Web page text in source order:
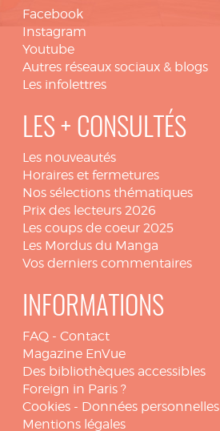
Facebook
Instagram
Youtube
Autres réseaux sociaux & blogs
Les infolettres
LES + CONSULTÉS
Les nouveautés
Horaires et fermetures
Nos sélections thématiques
Prix des lecteurs 2026
Les coups de coeur 2025
Les Mordus du Manga
Vos derniers commentaires
INFORMATIONS
FAQ - Contact
Magazine EnVue
Des bibliothèques accessibles
Foreign in Paris ?
Cookies - Données personnelles
Mentions légales